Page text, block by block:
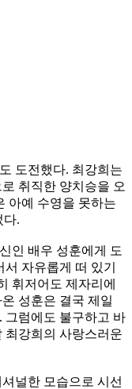
도전했다. 최강희는
취직한 양치승을 오
아예 수영을 못하는
다.
인 배우 성훈에게 도
자유롭게 떠 있기
휘저어도 제자리에
성훈은 결국 제일
그럼에도 불구하고 바
최강희의 사랑스러운
널한 모습으로 시선